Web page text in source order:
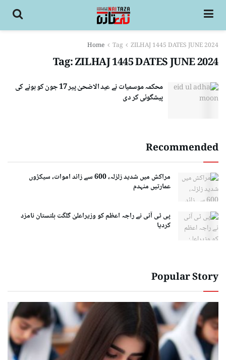
Home Tag ZILHAJ 1445 DATES JUNE 2024
Tag:ZILHAJ 1445 DATES JUNE 2024
محکمہ موسمیات نے عید الاضحیٰ پیر 17 جون کو ہونے کی
پیشگوئی کر دی
Recommended
مراکش میں شدید زلزلہ، 600 سے زائد اموات، سیکڑوں
عمارتیں منہدم
پی ٹی آئی نے راجہ اعظم کو وزیراعلیٰ گلگت بلتستان نامزد
کردیا
Popular Story